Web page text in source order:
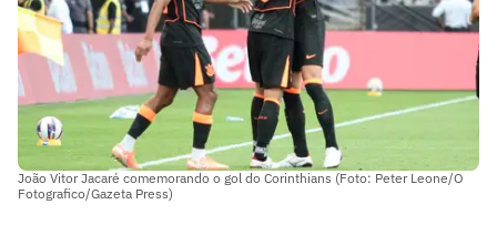
João Vitor Jacaré comemorando o gol do Corinthians (Foto: Peter Leone/O
Fotografico/Gazeta Press)